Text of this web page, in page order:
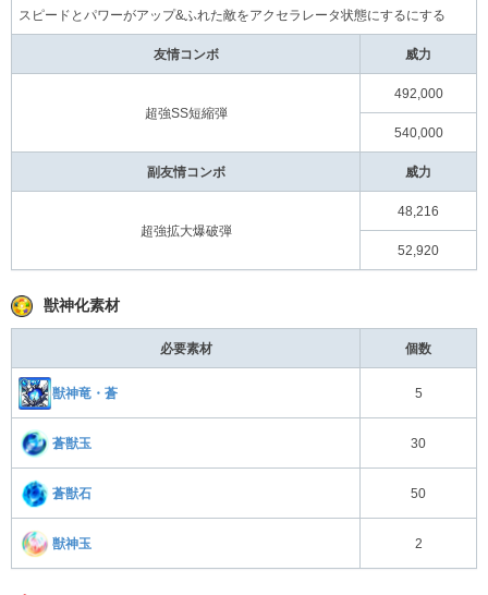
スピードとパワーがアップ&ふれた敵をアクセラレータ状態にするにする
友情コンボ 威力
超強SS短縮弾
492,000
540,000
副友情コンボ 威力
超強拡大爆破弾
48,216
52,920
獣神化素材
必要素材 個数
獣神竜・蒼 5
蒼獣玉 30
蒼獣石 50
獣神玉 2